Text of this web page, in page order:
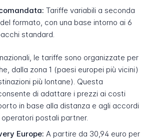
Tariffe variabili a seconda
formato, con una base intorno ai 6
standard.
le tariffe sono organizzate per
dalla zona 1 (paesi europei più vicini)
più lontane). Questa
di adattare i prezzi ai costi
in base alla distanza e agli accordi
postali partner.
Europe: A partire da 30,94 euro per